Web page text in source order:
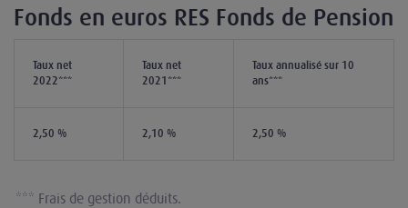
Fonds en euros RES Fonds de Pension
Taux net
2022***
Taux net
2021***
Taux annualisé sur 10
ans***
2,50 % 2,10 % 2,50 %
*** Frais de gestion déduits.